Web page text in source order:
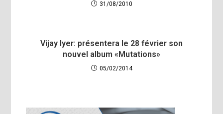
31/08/2010
Vijay Iyer: présentera le 28 février son
nouvel album «Mutations»
05/02/2014